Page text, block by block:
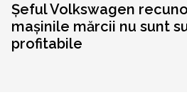
Șeful Volkswagen
mașinile mărcii nu sunt
profitabile